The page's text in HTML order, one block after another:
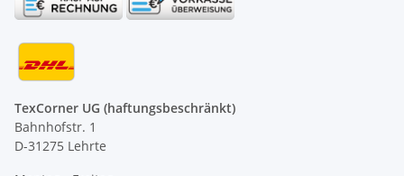
TexCorner UG (haftungsbeschränkt)
Bahnhofstr. 1
D-31275 Lehrte